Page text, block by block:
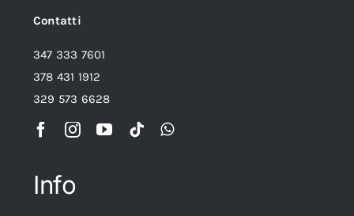
Contatti
347 333 7601
378 431 1912
329 573 6628
Info